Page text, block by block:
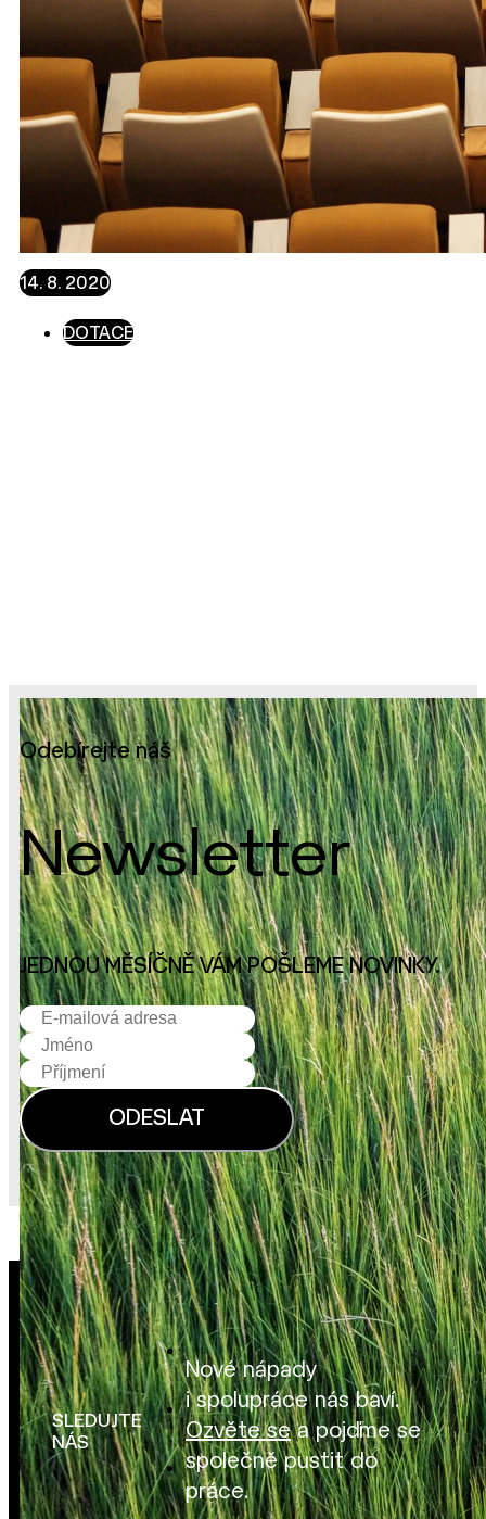
14. 8. 2020
DOTACE
Odebírejte náš
Newsletter
JEDNOU MĚSÍČNĚ VÁM POŠLEME NOVINKY.
SLEDUJTE
NÁS
Nové nápady
i spolupráce nás baví.
Ozvěte sea pojďme se
společně pustit do
práce.